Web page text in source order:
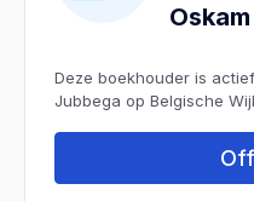
Oskam
Deze boekhouder is
Jubbega op Belgische